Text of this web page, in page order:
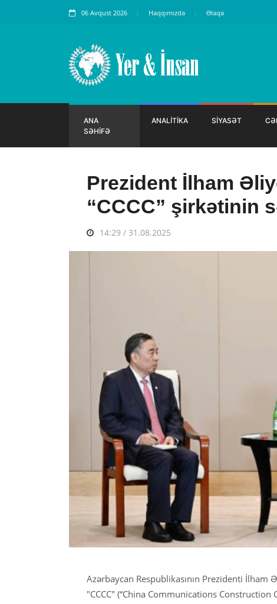
06 Avqust 2026 Haqqımızda Əlaqə
ANA
SƏHİFƏ
ANALİTİKA SİYASƏT
Prezident İlham
“CCCC” şirkətinin
14:29 / 31.08.2025
Azərbaycan Respublikasının Prezidenti
"CCCC" (“China Communications